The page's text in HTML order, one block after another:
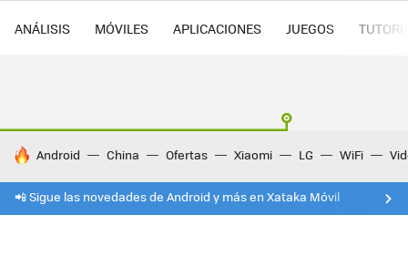
ANÁLISIS MÓVILES APLICACIONES JUEGOS
HOY SE HABLA DE
Android China Ofertas Xiaomi LG WiFi
📲 Sigue las novedades de Android y más en Xataka Móvil